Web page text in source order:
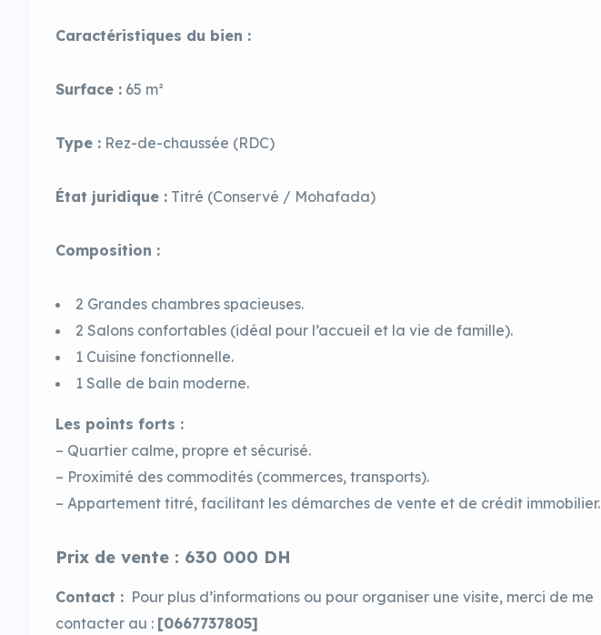
Caractéristiques du bien :
Surface : 65 m²
Type : Rez-de-chaussée (RDC)
État juridique : Titré (Conservé / Mohafada)
Composition :
2 Grandes chambres spacieuses.
2 Salons confortables (idéal pour l’accueil et la vie de famille).
1 Cuisine fonctionnelle.
1 Salle de bain moderne.
Les points forts :
– Quartier calme, propre et sécurisé.
– Proximité des commodités (commerces, transports).
– Appartement titré, facilitant les démarches de vente et de crédit immobilier.
Prix de vente : 630 000 DH
Contact : Pour plus d’informations ou pour organiser une visite, merci de me
contacter au : [0667737805]